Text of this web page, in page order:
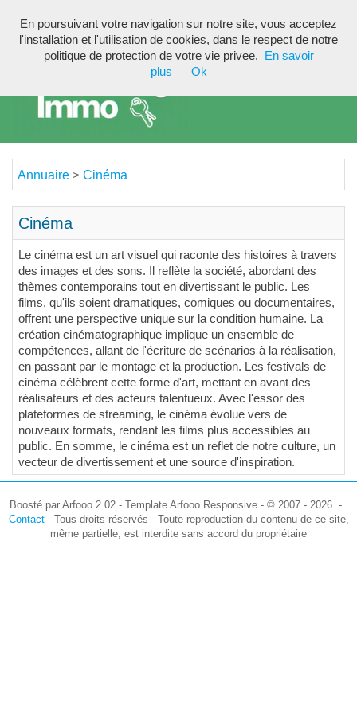
Annuaire > Cinéma
Cinéma
Le cinéma est un art visuel qui raconte des histoires à travers
des images et des sons. Il reflète la société, abordant des
thèmes contemporains tout en divertissant le public. Les
films, qu'ils soient dramatiques, comiques ou documentaires,
offrent une perspective unique sur la condition humaine. La
création cinématographique implique un ensemble de
compétences, allant de l'écriture de scénarios à la réalisation,
en passant par le montage et la production. Les festivals de
cinéma célèbrent cette forme d'art, mettant en avant des
réalisateurs et des acteurs talentueux. Avec l'essor des
plateformes de streaming, le cinéma évolue vers de
nouveaux formats, rendant les films plus accessibles au
public. En somme, le cinéma est un reflet de notre culture, un
vecteur de divertissement et une source d'inspiration.
Boosté par Arfooo 2.02 - Template Arfooo Responsive - © 2007 - 2026 -
Contact- Tous droits réservés - Toute reproduction du contenu de ce site,
même partielle, est interdite sans accord du propriétaire
En poursuivant votre navigation sur notre site, vous acceptez
l'installation et l'utilisation de cookies, dans le respect de notre
politique de protection de votre vie privee.
En savoir
plus
Ok